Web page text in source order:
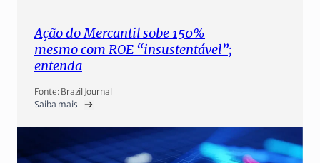
Ação do Mercantil sobe 150%
mesmo com ROE “insustentável”;
entenda
Fonte: Brazil Journal
Saiba mais